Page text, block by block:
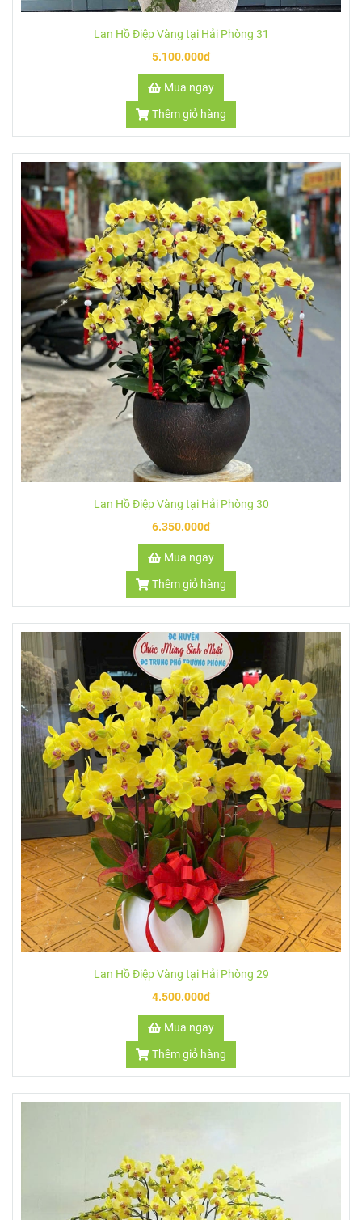
Lan Hồ Điệp Vàng tại Hải Phòng 31
5.100.000đ
Mua ngay
Thêm giỏ hàng
Lan Hồ Điệp Vàng tại Hải Phòng 30
6.350.000đ
Mua ngay
Thêm giỏ hàng
Lan Hồ Điệp Vàng tại Hải Phòng 29
4.500.000đ
Mua ngay
Thêm giỏ hàng